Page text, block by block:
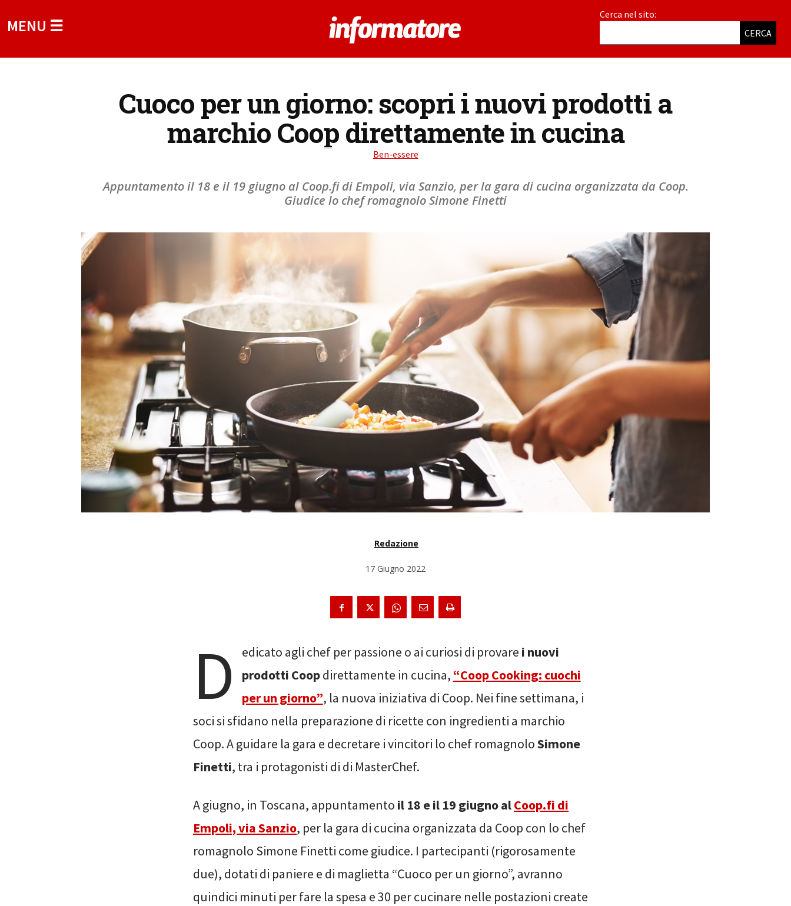
MENU ☰
Cerca nel sito:
CERCA
Cuoco per un giorno: scopri i nuovi prodotti a
marchio Coop direttamente in cucina
Ben-essere
Appuntamento il 18 e il 19 giugno al Coop.fi di Empoli, via Sanzio, per la gara di cucina organizzata da Coop.
Giudice lo chef romagnolo Simone Finetti
Redazione
17 Giugno 2022
D edicato agli chef per passione o ai curiosi di provare i nuovi
prodotti Coopdirettamente in cucina, “Coop Cooking: cuochi
per un giorno”, la nuova iniziativa di Coop. Nei fine settimana, i
soci si sfidano nella preparazione di ricette con ingredienti a marchio
Coop. A guidare la gara e decretare i vincitori lo chef romagnoloSimone
Finetti, tra i protagonisti di di MasterChef.
A giugno, in Toscana, appuntamento il 18 e il 19 giugno alCoop.fi di
Empoli, via Sanzio, per la gara di cucina organizzata da Coop con lo chef
romagnolo Simone Finetti come giudice. I partecipanti (rigorosamente
due), dotati di paniere e di maglietta “Cuoco per un giorno”, avranno
quindici minuti per fare la spesa e 30 per cucinare nelle postazioni create